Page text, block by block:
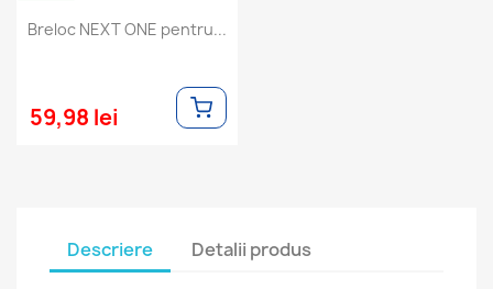
Breloc NEXT ONE pentru...
59,98 lei
Descriere Detalii produs